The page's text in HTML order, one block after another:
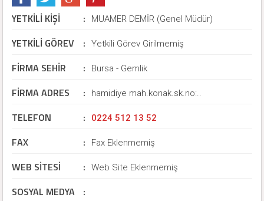
YETKİLİ KİŞİ : MUAMER DEMİR (Genel Müdür)
YETKİLİ GÖREV : Yetkili Görev Girilmemiş
FİRMA SEHİR : Bursa - Gemlik
FİRMA ADRES : hamidiye mah.konak.sk.no:..
TELEFON : 0224 512 13 52
FAX : Fax Eklenmemiş
WEB SİTESİ : Web Site Eklenmemiş
SOSYAL MEDYA :